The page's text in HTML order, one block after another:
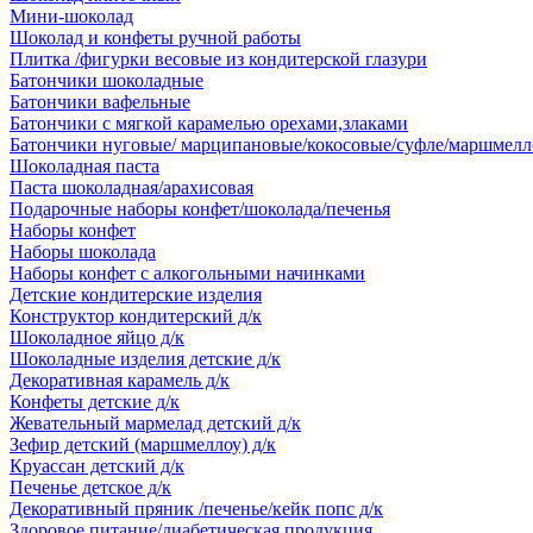
Мини-шоколад
Шоколад и конфеты ручной работы
Плитка /фигурки весовые из кондитерской глазури
Батончики шоколадные
Батончики вафельные
Батончики с мягкой карамелью орехами,злаками
Батончики нуговые/ марципановые/кокосовые/суфле/
Шоколадная паста
Паста шоколадная/арахисовая
Подарочные наборы конфет/шоколада/печенья
Наборы конфет
Наборы шоколада
Наборы конфет с алкогольными начинками
Детские кондитерские изделия
Конструктор кондитерский д/к
Шоколадное яйцо д/к
Шоколадные изделия детские д/к
Декоративная карамель д/к
Конфеты детские д/к
Жевательный мармелад детский д/к
Зефир детский (маршмеллоу) д/к
Круассан детский д/к
Печенье детское д/к
Декоративный пряник /печенье/кейк попс д/к